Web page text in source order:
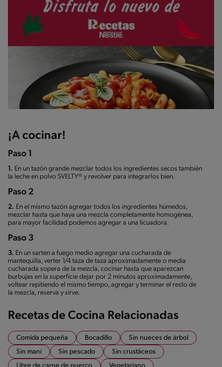
¡A cocinar!
Paso 1
1. En un tazón grande mezclar todos los ingredientes secos también
la leche en polvo SVELTY® y revolver para integrarlos bien.
Paso 2
2. En el mismo tazón agregar todos los ingredientes húmedos,
mezclar hasta que haya una mezcla completamente homogénea,
para mayor facilidad podemos agregar a una licuadora.
Paso 3
3. En un sarten a fuego medio agregar una cucharada de
mantequilla, verter 1/4 taza de taza aproximadamente o media
cucharada sopera de la mezcla, cocinar hasta que aparezcan
burbujas en la superficie dejar por 2 minutos aproximadamente,
voltear repitiendo el mismo tiempo, agregar y terminar el resto de
la mezcla, reserva y sirve.
Recetas de Cocina Relacionadas
Comida pequeña Bocadillo
Sin nueces de árbol
Sin maní
Sin pescado
Sin crustáceos